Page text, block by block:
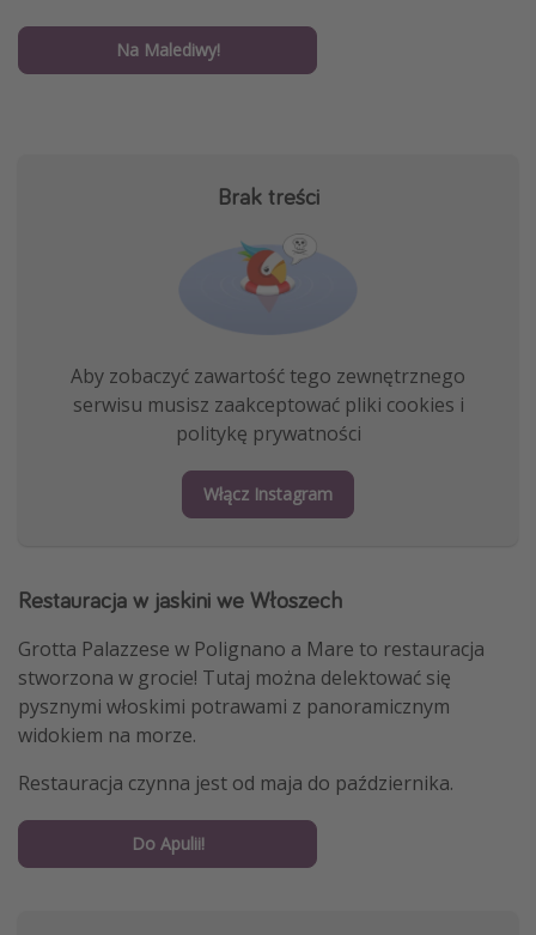
Na Malediwy!
Brak treści
Aby zobaczyć zawartość tego zewnętrznego
serwisu musisz zaakceptować pliki cookies i
politykę prywatności
Włącz Instagram
Restauracja w jaskini we Włoszech
Grotta Palazzese w Polignano a Mare to restauracja
stworzona w grocie! Tutaj można delektować się
pysznymi włoskimi potrawami z panoramicznym
widokiem na morze.
Restauracja czynna jest od maja do października.
Do Apulii!